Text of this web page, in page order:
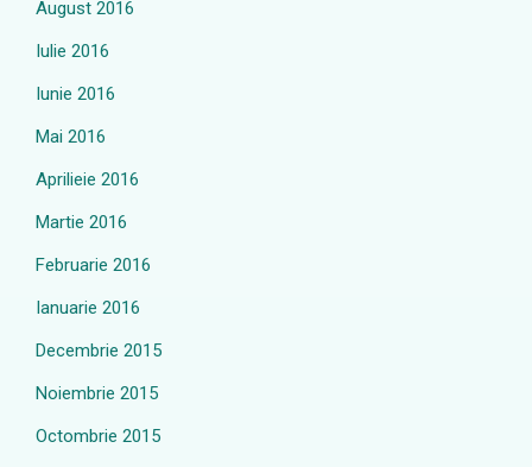
August 2016
Iulie 2016
Iunie 2016
Mai 2016
Aprilieie 2016
Martie 2016
Februarie 2016
Ianuarie 2016
Decembrie 2015
Noiembrie 2015
Octombrie 2015